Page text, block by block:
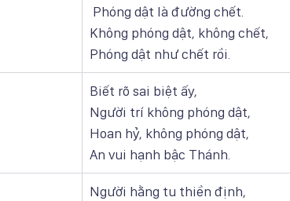
Phóng dật là đường chết.
Không phóng dật, không chết,
Phóng dật như chết rồi.
Biết rõ sai biệt ấy,
Người trí không phóng dật,
Hoan hỷ, không phóng dật,
An vui hạnh bậc Thánh.
Người hằng tu thiền định,